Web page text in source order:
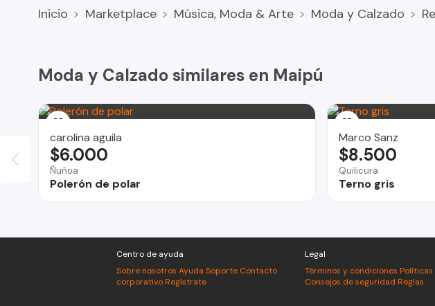
Capucha 33cm
Mangas largo 53cm
x1 Polerón Sherpa Con Chiporro Huggle Hoodie Unisex (color a tu elección)
Inicio Marketplace Música, Moda & Arte Moda y Calzado
Moda y Calzado similares en Maipú
carolina aguila
Ñuñoa
Polerón de polar
$6.000
Marco Sanz
Quilicura
Terno gris
$8.500
Centro de ayuda
Sobre nosotros Ayuda Soporte Contacto
corporativo Regístrate
Legal
Términos y condiciones
Consejos de seguridad Reglas